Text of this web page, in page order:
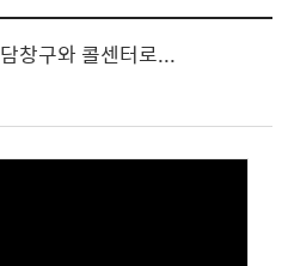
창구와 콜센터로...